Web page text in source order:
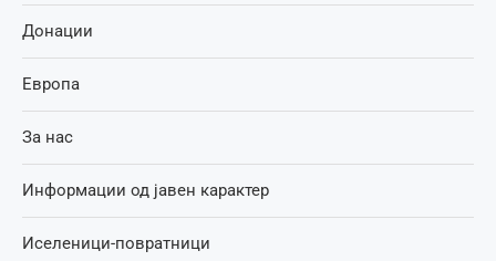
Донации
Европа
За нас
Информации од јавен карактер
Иселеници-повратници